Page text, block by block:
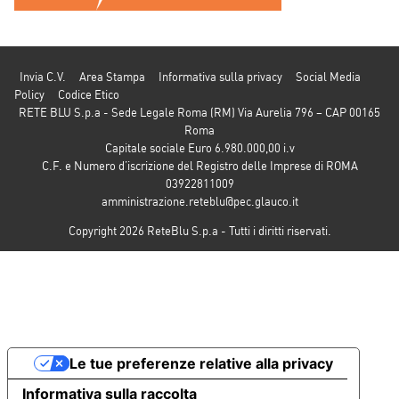
Invia C.V. Area Stampa Informativa sulla privacy
Social Media
Policy
Codice Etico
RETE BLU S.p.a - Sede Legale Roma (RM) Via Aurelia 796 – CAP 00165
Roma
Capitale sociale Euro 6.980.000,00 i.v
C.F. e Numero d’iscrizione del Registro delle Imprese di ROMA
03922811009
amministrazione.reteblu@pec.glauco.it
Copyright 2026 ReteBlu S.p.a - Tutti i diritti riservati.
Informativa sulla raccolta
Le tue preferenze relative alla privacy